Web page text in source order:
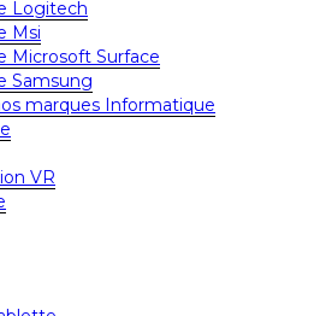
Logitech
Msi
Microsoft Surface
Samsung
marques Informatique
VR